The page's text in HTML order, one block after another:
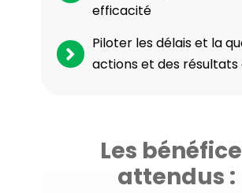
efficacité
Piloter les délais et la
actions et des
Les
attendus :